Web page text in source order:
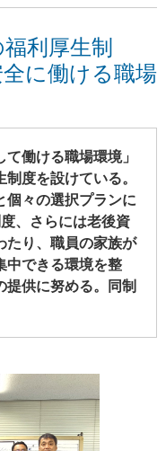
利厚生制
に働ける職場
働ける職場環境」
度を設けている。
個々の選択プランに
、さらには老後資
たり、職員の家族が
中できる環境を整
提供に努める。同制